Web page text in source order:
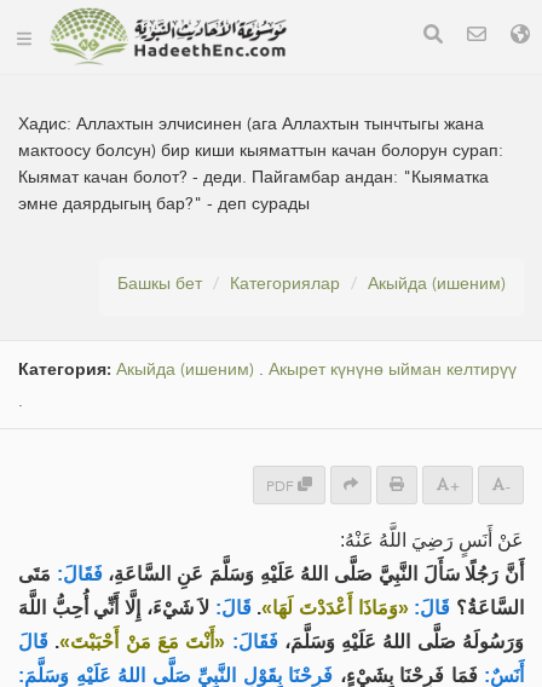
Хадис:Аллахтын элчисинен (ага Аллахтын тынчтыгы жана
мактоосу болсун) бир киши кыяматтын качан болорун сурап:
Кыямат качан болот? - деди. Пайгамбар андан: "Кыяматка
эмне даярдыгың бар?" - деп сурады
Башкы бет Категориялар Акыйда (ишеним)
Категория: Акыйда (ишеним) . Акырет күнүнө ыйман келтирүү
.
PDF + -
عَنْ أَنَسٍ رَضِيَ اللَّهُ عَنْهُ:
أَنَّ رَجُلًا سَأَلَ النَّبِيَّ صَلَّى اللهُ عَلَيْهِ وَسَلَّمَ عَنِ السَّاعَةِ، فَقَالَ: مَتَى
السَّاعَةُ؟ قَالَ: «وَمَاذَا أَعْدَدْتَ لَهَا». قَالَ: لاَ شَيْءَ، إِلَّا أَنِّي أُحِبُّ اللَّهَ
وَرَسُولَهُ صَلَّى اللهُ عَلَيْهِ وَسَلَّمَ، فَقَالَ: «أَنْتَ مَعَ مَنْ أَحْبَبْتَ». قَالَ
أَنَسٌ: فَمَا فَرِحْنَا بِشَيْءٍ، فَرِحْنَا بِقَوْلِ النَّبِيِّ صَلَّى اللهُ عَلَيْهِ وَسَلَّمَ: